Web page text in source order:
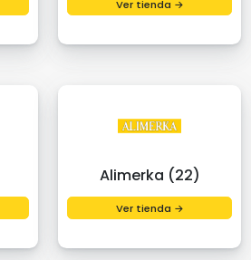
Ver tienda →
Alimerka (22)
Ver tienda →